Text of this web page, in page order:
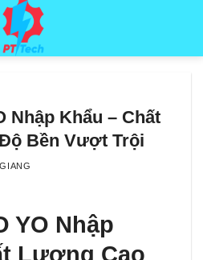
Nhập Khẩu – Chất
Bền Vượt Trội
GIANG
YO Nhập
Lượng Cao